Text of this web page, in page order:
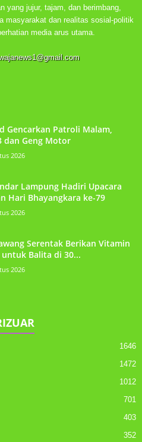
yang jujur, tajam, dan berimbang,
masyarakat dan realitas sosial-politik
media arus utama.
Gencarkan Patroli Malam,
dan Geng Motor
2026
Lampung Hadiri Upacara
Hari Bhayangkara ke-79
2026
Serentak Berikan Vitamin
Balita di 30...
2026
1646
1472
1012
701
403
352